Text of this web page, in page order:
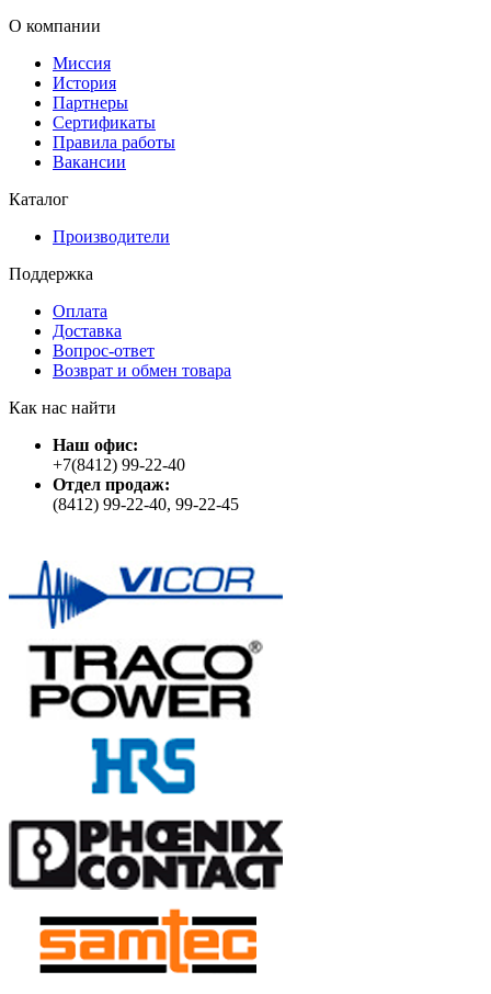
О компании
Миссия
История
Партнеры
Сертификаты
Правила работы
Вакансии
Каталог
Производители
Поддержка
Оплата
Доставка
Вопрос-ответ
Возврат и обмен товара
Как нас найти
Наш офис:
+7(8412) 99-22-40
Отдел продаж:
(8412) 99-22-40, 99-22-45